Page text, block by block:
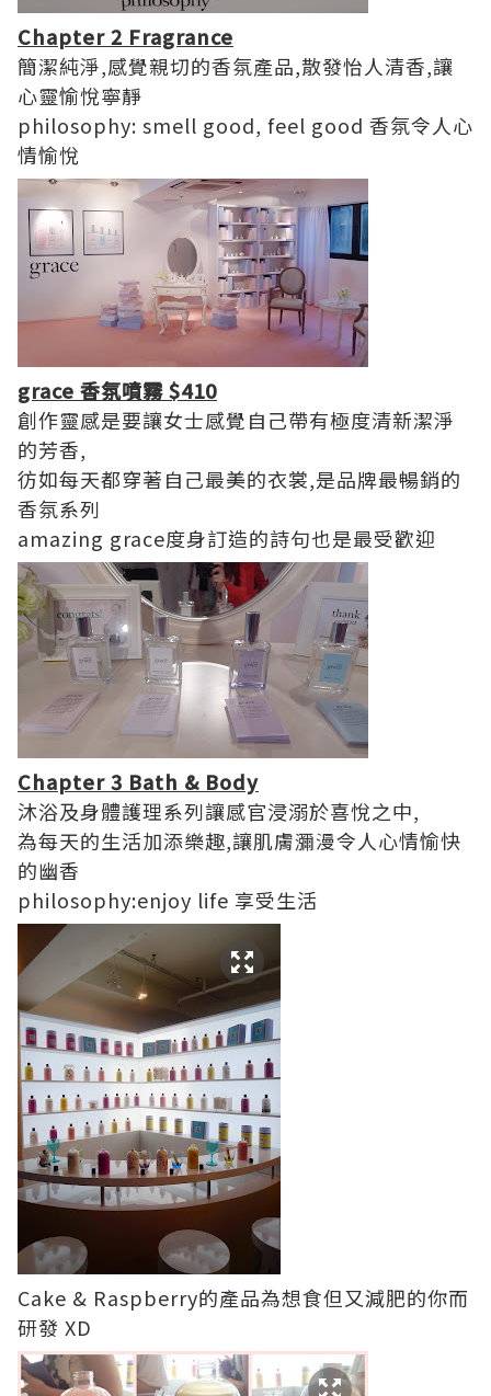
Chapter 2 Fragrance
簡潔純淨,感覺親切的香氛產品,散發怡人清香,讓
心靈愉悅寧靜
philosophy: smell good, feel good 香氛令人心
情愉悅
grace 香氛噴霧 $410
創作靈感是要讓女士感覺自己帶有極度清新潔淨
的芳香,
彷如每天都穿著自己最美的衣裳,是品牌最暢銷的
香氛系列
amazing grace度身訂造的詩句也是最受歡迎
Chapter 3 Bath & Body
沐浴及身體護理系列讓感官浸溺於喜悅之中,
為每天的生活加添樂趣,讓肌膚瀰漫令人心情愉快
的幽香
philosophy:enjoy life 享受生活
Cake & Raspberry的產品為想食但又減肥的你而
研發 XD